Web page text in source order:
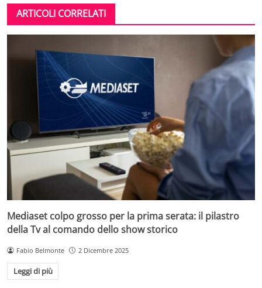
ARTICOLI CORRELATI
Mediaset colpo grosso per la prima serata: il pilastro
della Tv al comando dello show storico
Fabio Belmonte 2 Dicembre 2025
Leggi di più